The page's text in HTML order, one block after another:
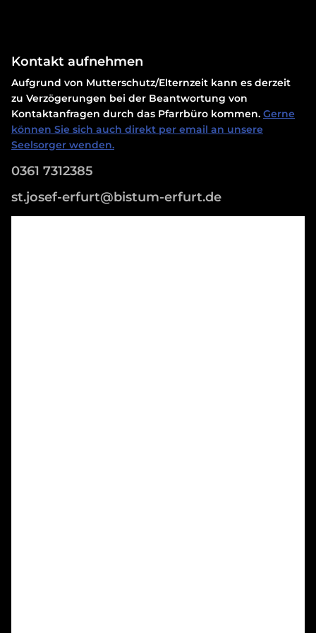
Kontakt aufnehmen
Aufgrund von Mutterschutz/Elternzeit kann es derzeit
zu Verzögerungen bei der Beantwortung von
Kontaktanfragen durch das Pfarrbüro kommen. Gerne
können Sie sich auch direkt per email an unsere
Seelsorger wenden.
0361 7312385
st.josef-erfurt@bistum-erfurt.de